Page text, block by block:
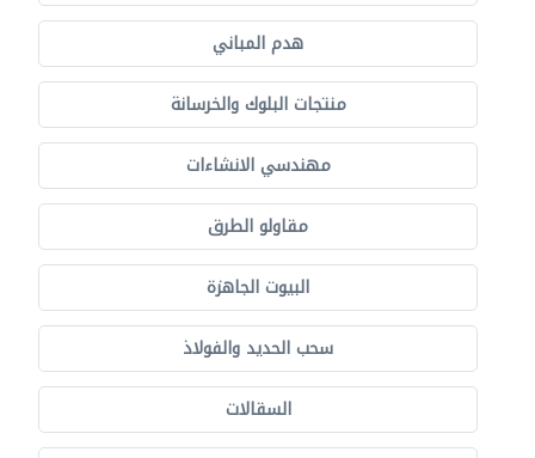
هدم المباني
منتجات البلوك والخرسانة
مهندسي الانشاءات
مقاولو الطرق
البيوت الجاهزة
سحب الحديد والفولاذ
السقالات